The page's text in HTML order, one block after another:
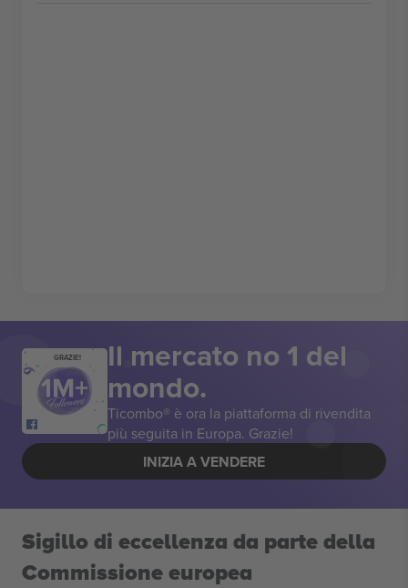
GRAZIE! Il mercato no 1 del
mondo.
Ticombo® è ora la piattaforma di rivendita
più seguita in Europa. Grazie!
INIZIA A VENDERE
Sigillo di eccellenza da parte della
Commissione europea